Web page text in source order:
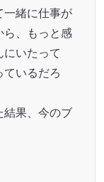
一緒に仕事が
ら、もっと感
にいたって
ているだろ
結果、今のブ